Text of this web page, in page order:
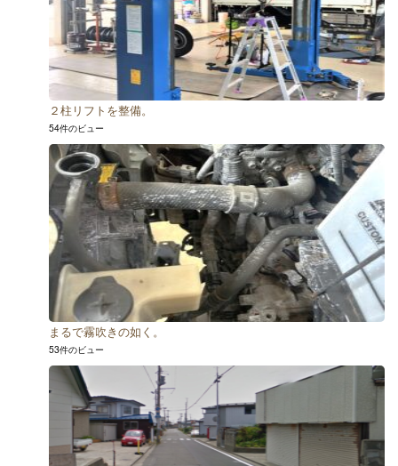
２柱リフトを整備。
54件のビュー
まるで霧吹きの如く。
53件のビュー